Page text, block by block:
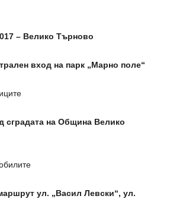
– Велико Търново
вход на парк „Марно поле“
на Община Велико
ул. „Васил Левски“, ул.